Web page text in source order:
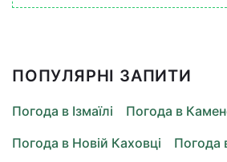
ПОПУЛЯРНІ ЗАПИТИ
Погода в Ізмаїлі
Погода в
Погода в Новій Каховці
Погода